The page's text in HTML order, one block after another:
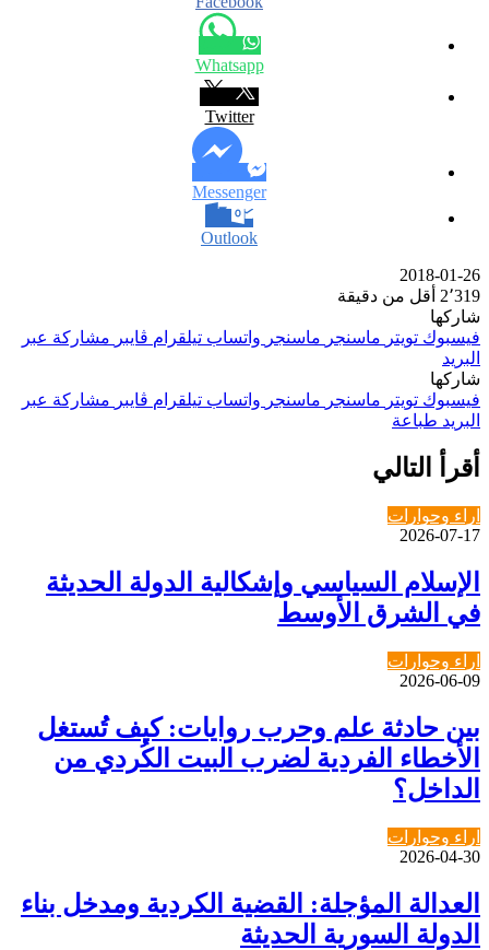
Whatsapp
Twitter
Messenger
Outlook
2018-01-26
2٬319 أقل من دقيقة
شاركها
فيسبوك تويتر ماسنجر ماسنجر واتساب تيلقرام ڤايبر مشاركة عبر
البريد
شاركها
فيسبوك تويتر ماسنجر ماسنجر واتساب تيلقرام ڤايبر مشاركة عبر
البريد طباعة
أقرأ التالي
اراء وحوارات
2026-07-17
الإسلام السياسي وإشكالية الدولة الحديثة
في الشرق الأوسط
اراء وحوارات
2026-06-09
بين حادثة علم وحرب روايات: كيف تُستغل
الأخطاء الفردية لضرب البيت الكُردي من
الداخل؟
اراء وحوارات
2026-04-30
العدالة المؤجلة: القضية الكردية ومدخل بناء
الدولة السورية الحديثة